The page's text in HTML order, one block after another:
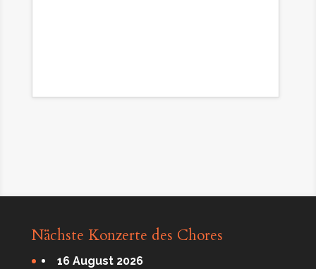
Nächste Konzerte des Chores
16 August 2026